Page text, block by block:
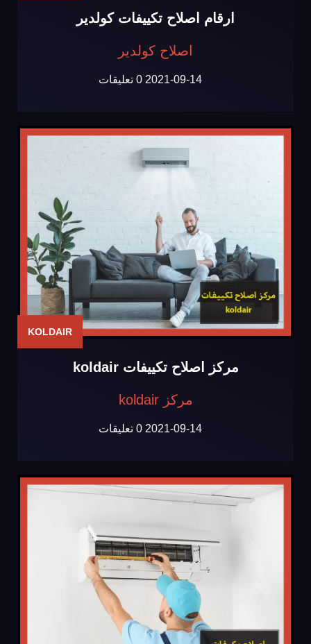
ارقام اصلاح تكييفات كولدير
اصلاح كولدير
2021-09-14 0 تعليقات
KOLDAIR
مركز اصلاح تكييفات koldair
مركز koldair
2021-09-14 0 تعليقات